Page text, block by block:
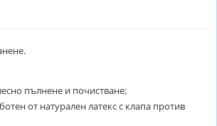
пълнене и почистване;
от натурален латекс с клапа против